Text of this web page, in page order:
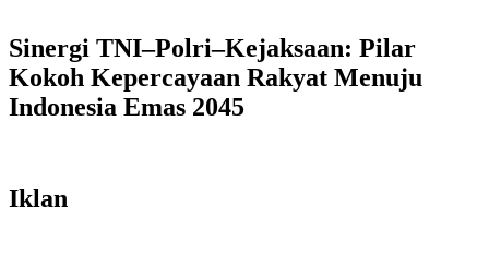
Sinergi TNI–Polri–Kejaksaan: Pilar
Kokoh Kepercayaan Rakyat Menuju
Indonesia Emas 2045
Iklan